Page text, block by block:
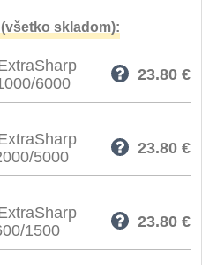
37
skladom):
6000
23.80 €
5000
23.80 €
1500
23.80 €